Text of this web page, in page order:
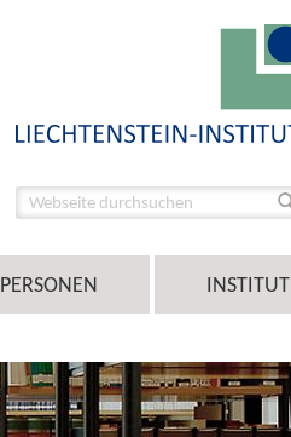
PERSONEN INSTITUT